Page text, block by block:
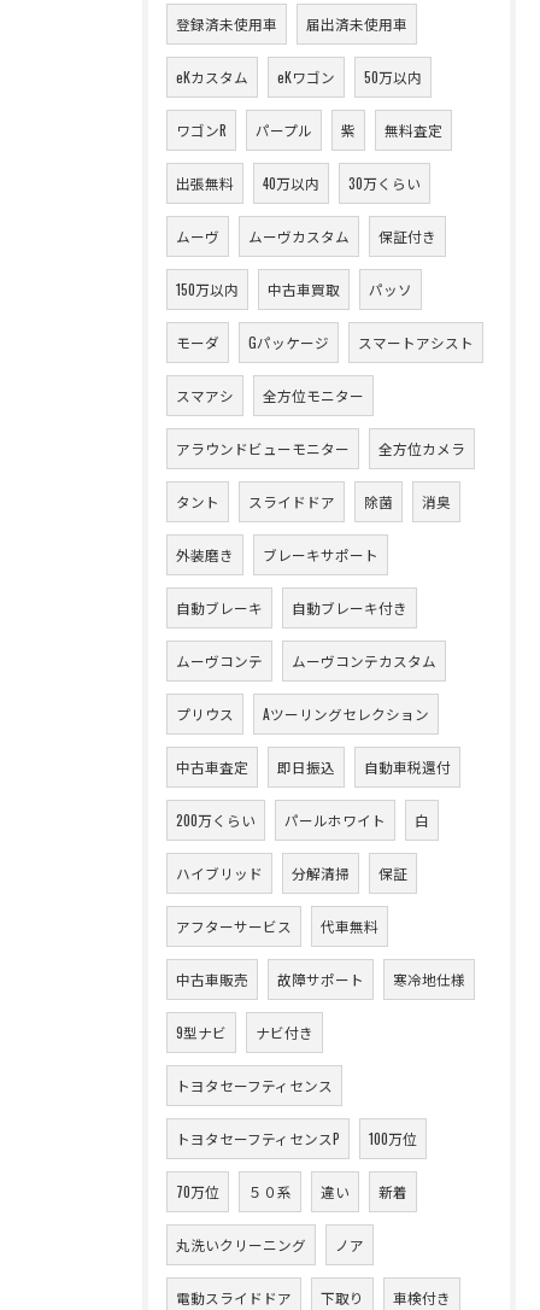
登録済未使用車 届出済未使用車
eKカスタム eKワゴン 50万以内
ワゴンR パープル 紫 無料査定
出張無料 40万以内 30万くらい
ムーヴ ムーヴカスタム 保証付き
150万以内 中古車買取 パッソ
モーダ Gパッケージ スマートアシスト
スマアシ 全方位モニター
アラウンドビューモニター 全方位カメラ
タント スライドドア 除菌 消臭
外装磨き ブレーキサポート
自動ブレーキ 自動ブレーキ付き
ムーヴコンテ ムーヴコンテカスタム
プリウス Aツーリングセレクション
中古車査定 即日振込 自動車税還付
200万くらい パールホワイト 白
ハイブリッド 分解清掃 保証
アフターサービス 代車無料
中古車販売 故障サポート 寒冷地仕様
9型ナビ ナビ付き
トヨタセーフティセンス
トヨタセーフティセンスP 100万位
70万位 ５０系 違い 新着
丸洗いクリーニング ノア
電動スライドドア 下取り 車検付き